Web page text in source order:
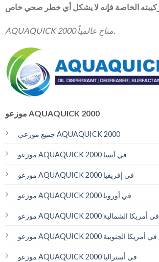
AQUAQUICK 2000 متاح عالمياً.
موزعو AQUAQUICK 2000
جميع موزعي AQUAQUICK 2000
موزعو AQUAQUICK 2000 في آسيا
موزعو AQUAQUICK 2000 في إفريقيا
موزعو AQUAQUICK 2000 في أوروبا
موزعو AQUAQUICK 2000 في أمريكا الشمالية
موزعو AQUAQUICK 2000 في أمريكا الجنوبية
موزعو AQUAQUICK 2000 في أستراليا